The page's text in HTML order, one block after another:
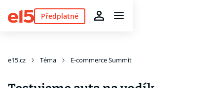
Předplatné
e15.cz Téma E-commerce Summit